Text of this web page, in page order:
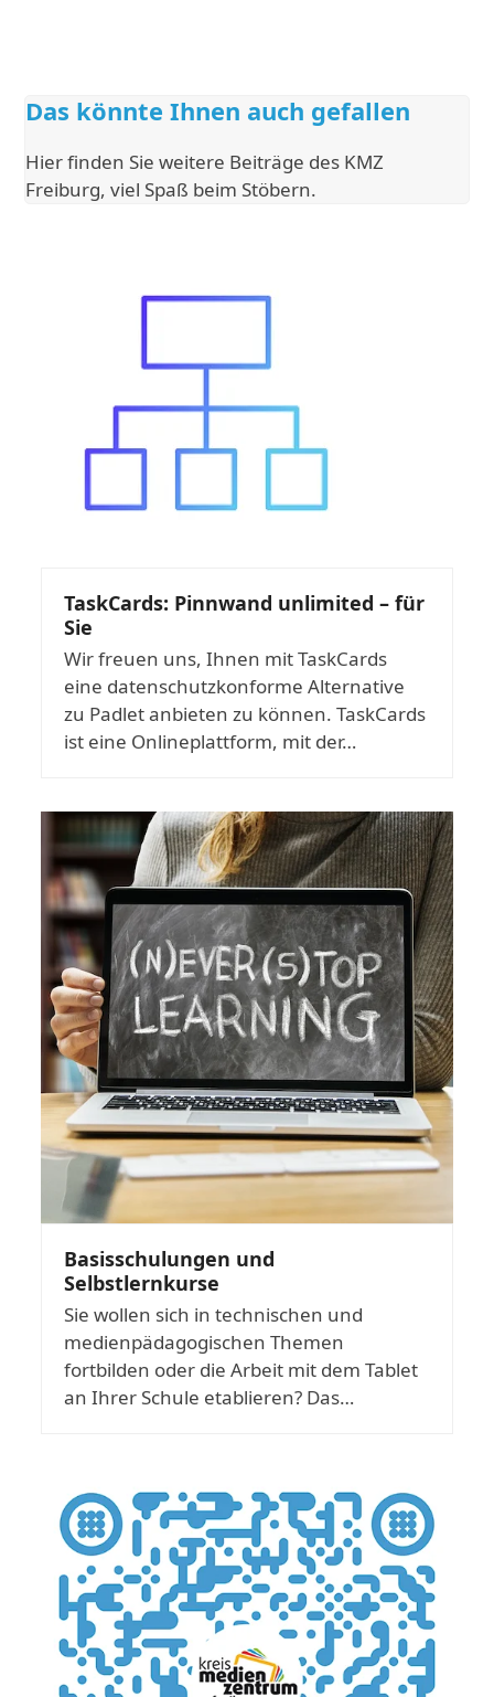
Das könnte Ihnen auch gefallen
Hier finden Sie weitere Beiträge des KMZ
Freiburg, viel Spaß beim Stöbern.
TaskCards: Pinnwand unlimited – für
Sie
Wir freuen uns, Ihnen mit TaskCards
eine datenschutzkonforme Alternative
zu Padlet anbieten zu können. TaskCards
ist eine Onlineplattform, mit der…
Basisschulungen und
Selbstlernkurse
Sie wollen sich in technischen und
medienpädagogischen Themen
fortbilden oder die Arbeit mit dem Tablet
an Ihrer Schule etablieren? Das…